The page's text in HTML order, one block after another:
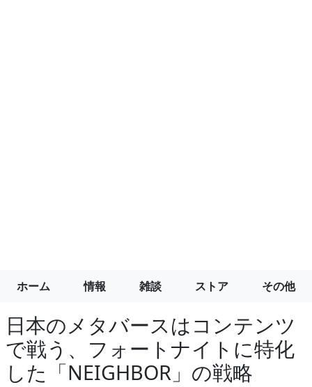
ホーム 情報 雑談 ストア その他
日本のメタバースはコンテンツ
で戦う、フォートナイトに特化
した「NEIGHBOR」の戦略